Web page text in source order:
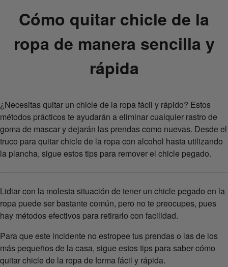
Cómo quitar chicle de la
ropa de manera sencilla y
rápida
¿Necesitas quitar un chicle de la ropa fácil y rápido? Estos
métodos prácticos te ayudarán a eliminar cualquier rastro de
goma de mascar y dejarán las prendas como nuevas. Desde el
truco para quitar chicle de la ropa con alcohol hasta utilizando
la plancha, sigue estos tips para remover el chicle pegado.
Lidiar con la molesta situación de tener un chicle pegado en la
ropa puede ser bastante común, pero no te preocupes, pues
hay métodos efectivos para retirarlo con facilidad.
Para que este incidente no estropee tus prendas o las de los
más pequeños de la casa, sigue estos tips para saber cómo
quitar chicle de la ropa de forma fácil y rápida.